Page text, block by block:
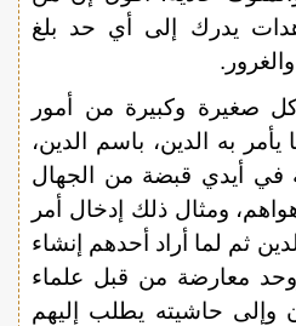
يدرك إلى أي حد بلغ
صغيرة وكبيرة من أمور
به الدين، باسم الدين،
في أيدي قبضة من الجهال
ومثال ذلك إدخال أمر
ثم لما أراد أحدهم إنشاء
معارضة من قبل علماء
وإلى حاشيته يطلب إليهم